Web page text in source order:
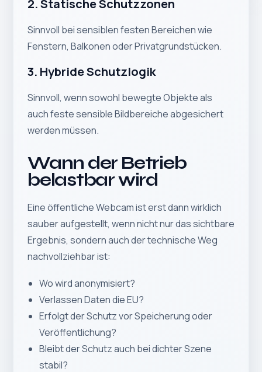
2. Statische Schutzzonen
Sinnvoll bei sensiblen festen Bereichen wie
Fenstern, Balkonen oder Privatgrundstücken.
3. Hybride Schutzlogik
Sinnvoll, wenn sowohl bewegte Objekte als
auch feste sensible Bildbereiche abgesichert
werden müssen.
Wann der Betrieb
belastbar wird
Eine öffentliche Webcam ist erst dann wirklich
sauber aufgestellt, wenn nicht nur das sichtbare
Ergebnis, sondern auch der technische Weg
nachvollziehbar ist:
Wo wird anonymisiert?
Verlassen Daten die EU?
Erfolgt der Schutz vor Speicherung oder
Veröffentlichung?
Bleibt der Schutz auch bei dichter Szene
stabil?